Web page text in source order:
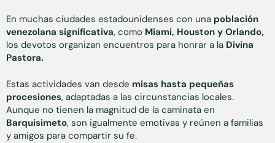
En muchas ciudades estadounidenses con una población
venezolana significativa, como Miami, Houston y Orlando,
los devotos organizan encuentros para honrar a la Divina
Pastora.
Estas actividades van desde misas hasta pequeñas
procesiones, adaptadas a las circunstancias locales.
Aunque no tienen la magnitud de la caminata en
Barquisimeto, son igualmente emotivas y reúnen a familias
y amigos para compartir su fe.